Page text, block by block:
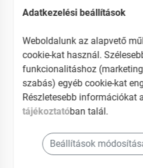
Hajdúsító
EAN: 5999882088549
Adatkezelési beállítások
Weboldalunk az alapvető
cookie-kat használ.
funkcionalitáshoz
szabás) egyéb cookie-kat
Részletesebb információkat
tájékoztatóban talál.
Beállítások